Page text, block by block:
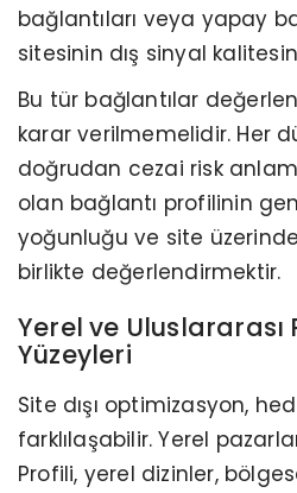
bağlantıları veya yapay
sitesinin dış sinyal
Bu tür bağlantılar
karar verilmemelidir. Her
doğrudan cezai risk
olan bağlantı profilinin
yoğunluğu ve site
birlikte değerlendirmektir.
Yerel ve Uluslararası
Yüzeyleri
Site dışı optimizasyon,
farklılaşabilir. Yerel
Profili, yerel dizinler,